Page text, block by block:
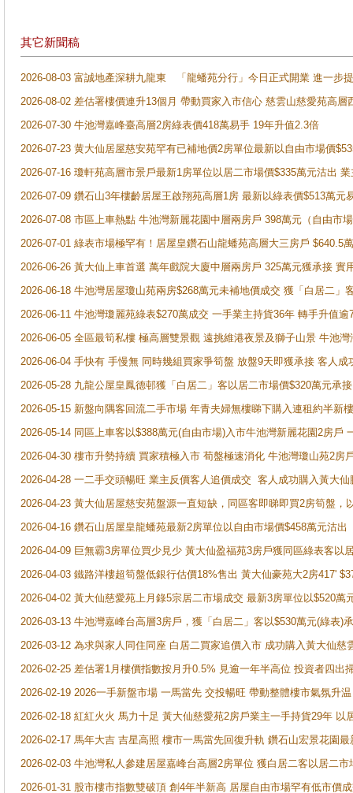
其它新聞稿
2026-08-03 富誠地產深耕九龍東 「龍蟠苑分行」今日正式開業 進一步
2026-08-02 差估署樓價連升13個月 帶動買家入市信心 慈雲山慈愛苑高層
2026-07-30 牛池灣嘉峰臺高層2房綠表價418萬易手 19年升值2.3倍
2026-07-23 黄大仙居屋慈安苑罕有已補地價2房單位最新以自由市場價
2026-07-16 瓊軒苑高層市景戶最新1房單位以居二市場價$335萬元沽出
2026-07-09 鑽石山3年樓齡居屋王啟翔苑高層1房 最新以綠表價$513萬元
2026-07-08 市區上車熱點 牛池灣新麗花園中層兩房戶 398萬元（自由市
2026-07-01 綠表市場極罕有！居屋皇鑽石山龍蟠苑高層大三房戶
2026-06-26 黃大仙上車首選 萬年戲院大廈中層兩房戶 325萬元獲承接 實
2026-06-18 牛池灣居屋瓊山苑兩房$268萬元未補地價成交 獲「白居二」
2026-06-11 牛池灣瓊麗苑綠表$270萬成交 一手業主持貨36年 轉手升值逾
2026-06-05 全區最筍私樓 極高層雙景觀 遠挑維港夜景及獅子山景 牛池
2026-06-04 手快有 手慢無 同時幾組買家爭筍盤 放盤9天即獲承接 客人
2026-05-28 九龍公屋皇鳳德邨獲「白居二」客以居二市場價$320萬元承接
2026-05-15 新盤向隅客回流二手市場 年青夫婦無樓睇下購入連租約半新
2026-05-14 同區上車客以$388萬元(自由市場)入市牛池灣新麗花園2房戶
2026-04-30 樓市升勢持續 買家積極入市 荀盤極速消化 牛池灣瓊山苑2房
2026-04-28 一二手交頭暢旺 業主反價客人追價成交 客人成功購入黃大
2026-04-23 黃大仙居屋慈安苑盤源一直短缺，同區客即睇即買2房筍盤，
2026-04-16 鑽石山居屋皇龍蟠苑最新2房單位以自由市場價$458萬元沽出
2026-04-09 巨無霸3房單位買少見少 黃大仙盈福苑3房戶獲同區綠表客以
2026-04-03 鐵路洋樓超筍盤低銀行估價18%售出 黃大仙豪苑大2房417'
2026-04-02 黃大仙慈愛苑上月錄5宗居二市場成交 最新3房單位以$520萬
2026-03-13 牛池灣嘉峰台高層3房戶，獲「白居二」客以$530萬元(綠表)
2026-03-12 為求與家人同住同座 白居二買家追價入市 成功購入黃大仙
2026-02-25 差估署1月樓價指數按月升0.5% 見逾一年半高位 投資者四
2026-02-19 2026一手新盤市場 一馬當先 交投暢旺 帶動整體樓市氣氛升
2026-02-18 紅紅火火 馬力十足 黃大仙慈愛苑2房戶業主一手持貨29年 以
2026-02-17 馬年大吉 吉星高照 樓市一馬當先回復升軌 鑽石山宏景花園
2026-02-03 牛池灣私人參建居屋嘉峰台高層2房單位 獲白居二客以居二市
2026-01-31 股市樓市指數雙破頂 創4年半新高 居屋自由市場罕有低市價